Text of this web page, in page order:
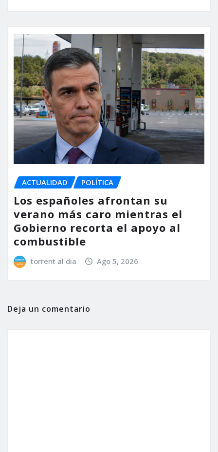
ACTUALIDAD POLÍTICA
Los españoles afrontan su
verano más caro mientras el
Gobierno recorta el apoyo al
combustible
torrent al dia Ago 5, 2026
Deja un comentario